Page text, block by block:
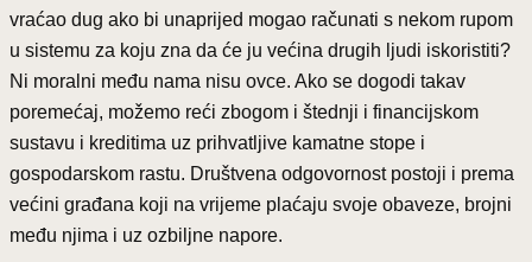
vraćao dug ako bi unaprijed mogao računati s nekom rupom
u sistemu za koju zna da će ju većina drugih ljudi iskoristiti?
Ni moralni među nama nisu ovce. Ako se dogodi takav
poremećaj, možemo reći zbogom i štednji i financijskom
sustavu i kreditima uz prihvatljive kamatne stope i
gospodarskom rastu. Društvena odgovornost postoji i prema
većini građana koji na vrijeme plaćaju svoje obaveze, brojni
među njima i uz ozbiljne napore.